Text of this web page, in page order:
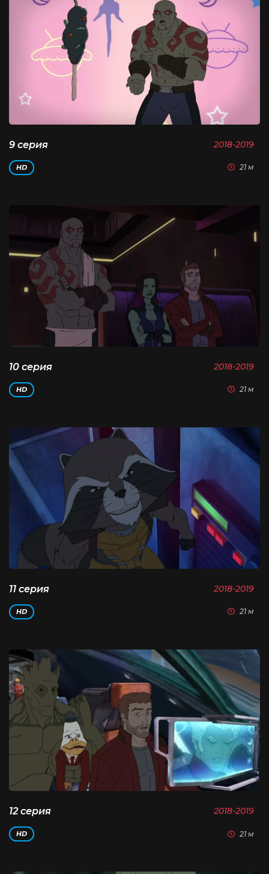
9 серия 2018-2019
HD 21 м
10 серия 2018-2019
HD 21 м
11 серия 2018-2019
HD 21 м
12 серия 2018-2019
HD 21 м